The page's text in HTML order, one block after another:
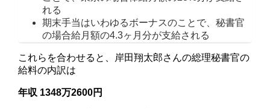
れる
期末手当はいわゆるボーナスのことで、秘書官
の場合給月額の4.3ヶ月分が支給される
これらを合わせると、岸田翔太郎さんの総理秘書官の
給料の内訳は
年収 1348万2600円